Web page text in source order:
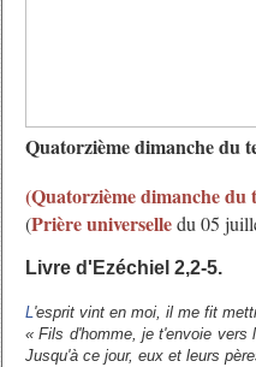
Quatorzième dimanche du
(Quatorzième dimanche
(Prière universelledu 05
Livre d'Ezéchiel 2,2-5.
L'esprit vint en moi, il me fit
« Fils d'homme, je t'envoie vers
Jusqu'à ce jour, eux et leurs